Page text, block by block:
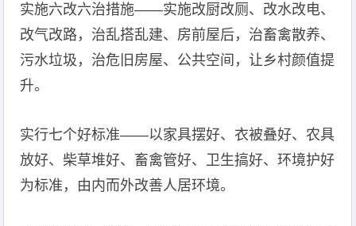
实施六改六治措施——实施改厨改厕、改水改电、
改气改路，治乱搭乱建、房前屋后，治畜禽散养、
污水垃圾，治危旧房屋、公共空间，让乡村颜值提
升。
实行七个好标准——以家具摆好、衣被叠好、农具
放好、柴草堆好、畜禽管好、卫生搞好、环境护好
为标准，由内而外改善人居环境。